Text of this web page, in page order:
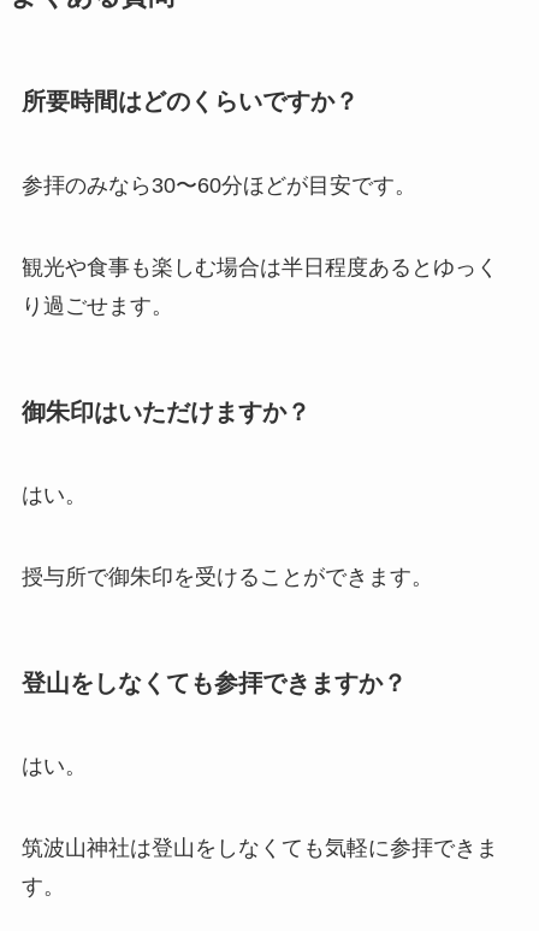
所要時間はどのくらいですか？
参拝のみなら30〜60分ほどが目安です。
観光や食事も楽しむ場合は半日程度あるとゆっく
り過ごせます。
御朱印はいただけますか？
はい。
授与所で御朱印を受けることができます。
登山をしなくても参拝できますか？
はい。
筑波山神社は登山をしなくても気軽に参拝できま
す。